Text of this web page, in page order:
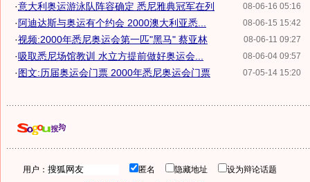
08-06-16 05:16
·意大利奥运游泳队阵容确定 悉尼雅典冠军在列
08-06-15 15:42
· 阿迪达斯与奥运有个约会 2000澳大利亚悉...
08-06-11 09:27
·视频:2000年悉尼奥运会第一匹"黑马" 蔡亚林
08-06-04 09:57
·吸取悉尼场馆教训 水立方提前做好奥运会...
07-05-14 15:20
·图文:历届奥运会门票 2000年悉尼奥运会门票
用户： 匿名 隐藏地址
设为辩论话题